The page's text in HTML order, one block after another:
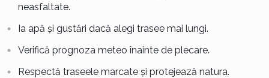
neasfaltate.
Ia apă și gustări dacă alegi trasee mai lungi.
Verifică prognoza meteo înainte de plecare.
Respectă traseele marcate și protejează natura.